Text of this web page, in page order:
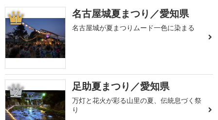
1 名古屋城夏まつり／愛知県
名古屋城が夏まつりムード一色に染まる
2 足助夏まつり／愛知県
万灯と花火が彩る山里の夏、伝統息づく祭
り